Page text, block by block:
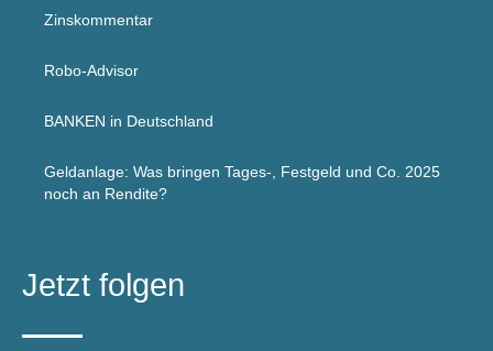
Zinskommentar
Robo-Advisor
BANKEN in Deutschland
Geldanlage: Was bringen Tages-, Festgeld und Co. 2025
noch an Rendite?
Jetzt folgen